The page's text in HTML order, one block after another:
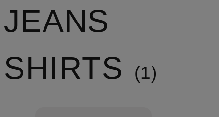
JEANS
SHIRTS
1